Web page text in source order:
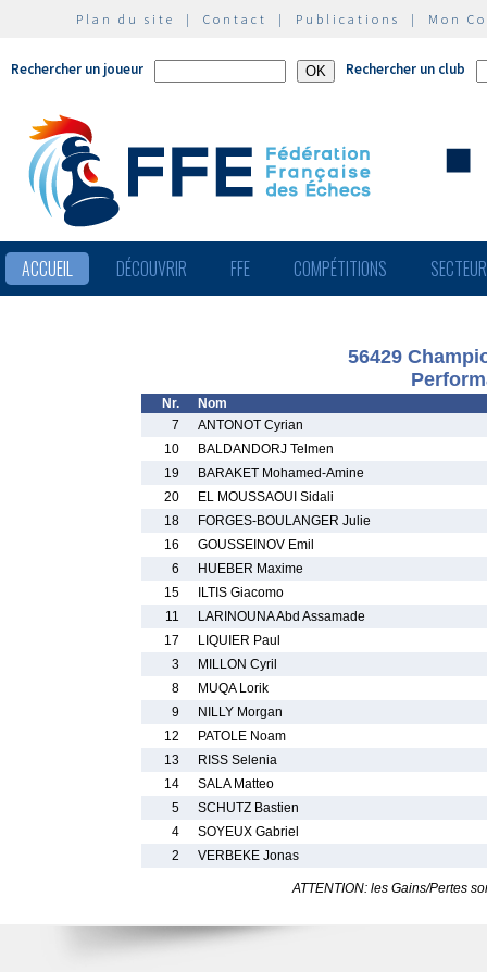
Plan du site | Contact | Publications | Mon
Rechercher un joueur Rechercher un club
ACCUEIL DÉCOUVRIR FFE COMPÉTITIONS
56429
Nr.
Nom
7
ANTONOT Cyrian
10
BALDANDORJ Telmen
19
BARAKET Mohamed-Amine
20
EL MOUSSAOUI Sidali
18
FORGES-BOULANGER Julie
16
GOUSSEINOV Emil
6
HUEBER Maxime
15
ILTIS Giacomo
11
LARINOUNA Abd Assamade
17
LIQUIER Paul
3
MILLON Cyril
8
MUQA Lorik
9
NILLY Morgan
12
PATOLE Noam
13
RISS Selenia
14
SALA Matteo
5
SCHUTZ Bastien
4
SOYEUX Gabriel
2
VERBEKE Jonas
ATTENTION: les Gains/Pertes